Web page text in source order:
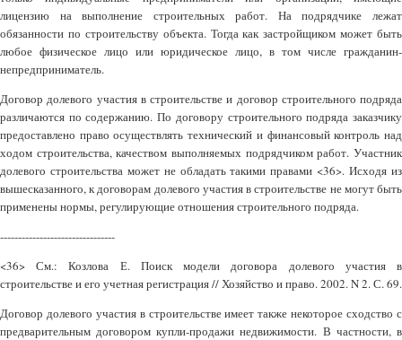
лицензию на выполнение строительных работ. На подрядчике лежат
обязанности по строительству объекта. Тогда как застройщиком может быть
любое физическое лицо или юридическое лицо, в том числе гражданин-
непредприниматель.
Договор долевого участия в строительстве и договор строительного подряда
различаются по содержанию. По договору строительного подряда заказчику
предоставлено право осуществлять технический и финансовый контроль над
ходом строительства, качеством выполняемых подрядчиком работ. Участник
долевого строительства может не обладать такими правами <36>. Исходя из
вышесказанного, к договорам долевого участия в строительстве не могут быть
применены нормы, регулирующие отношения строительного подряда.
--------------------------------
<36> См.: Козлова Е. Поиск модели договора долевого участия в
строительстве и его учетная регистрация // Хозяйство и право. 2002. N 2. С. 69.
Договор долевого участия в строительстве имеет также некоторое сходство с
предварительным договором купли-продажи недвижимости. В частности, в